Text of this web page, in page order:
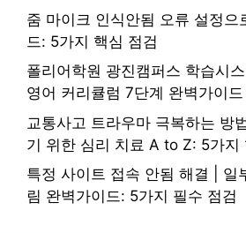
줌 마이크 인식안됨 오류 설정으
드: 5가지 핵심 점검
폴리어학원 광진캠퍼스 학습시
영어 커리큘럼 7단계 완벽가이드
교통사고 트라우마 극복하는 방
기 위한 심리 치료 A to Z: 5가지
특정 사이트 접속 안됨 해결 | 일
림 완벽가이드: 5가지 필수 점검